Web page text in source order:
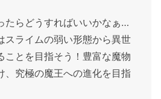
たらどうすればいいかなぁ…
スライムの弱い形態から異世
ことを目指そう！豊富な魔物
、究極の魔王への進化を目指